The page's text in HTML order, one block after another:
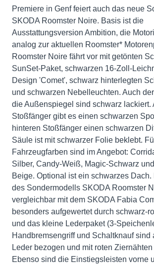
Premiere in Genf feiert auch das neue
SKODA Roomster Noire. Basis ist die
Ausstattungsversion Ambition, die
analog zur aktuellen Roomster*
Roomster Noire fährt vor mit getönten
SunSet-Paket, schwarzen 16-Zoll-
Design 'Comet', schwarz hinterlegten
und schwarzen Nebelleuchten. Auch
die Außenspiegel sind schwarz lackiert.
Stoßfänger gibt es einen schwarzen
hinteren Stoßfänger einen schwarzen
Säule ist mit schwarzer Folie beklebt.
Fahrzeugfarben sind im Angebot:
Silber, Candy-Weiß, Magic-Schwarz
Beige. Optional ist ein schwarzes Dach.
des Sondermodells SKODA Roomster
vergleichbar mit dem SKODA Fabia
besonders aufgewertet durch schwarz-
und das kleine Lederpaket (3-
Handbremsengriff und Schaltknauf sind
Leder bezogen und mit roten
Ebenso sind die Einstiegsleisten vorne